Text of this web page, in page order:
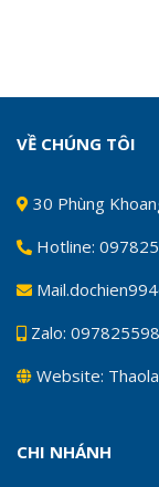
VỀ CHÚNG TÔI
30 Phùng
Hotline:
Zalo:
Website:
CHI NHÁNH